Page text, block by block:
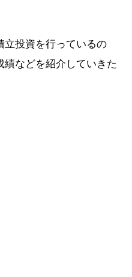
立投資を行っているの
などを紹介していきた